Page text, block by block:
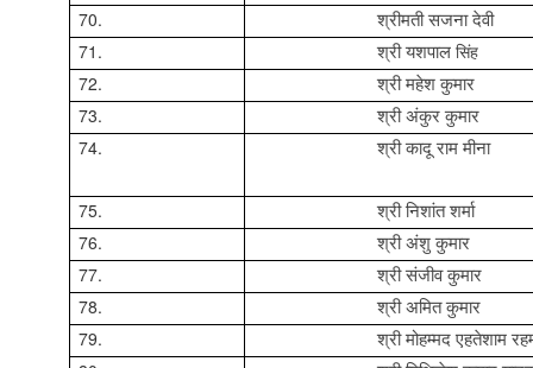
70. श्रीमती सजना देवी
71. श्री यशपाल सिंह
72. श्री महेश कुमार
73. श्री अंकुर कुमार
74. श्री कादू राम मीना
75. श्री निशांत शर्मा
76. श्री अंशु कुमार
77. श्री संजीव कुमार
78. श्री अमित कुमार
79. श्री मोहम्मद एहतेशाम